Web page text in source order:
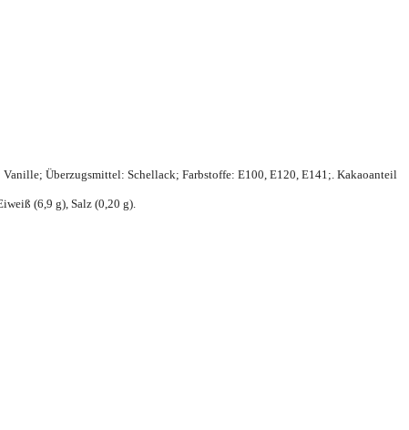
Vanille; Überzugsmittel: Schellack; Farbstoffe: E100, E120, E141;. Kakaoanteil
(6,9 g), Salz (0,20 g).